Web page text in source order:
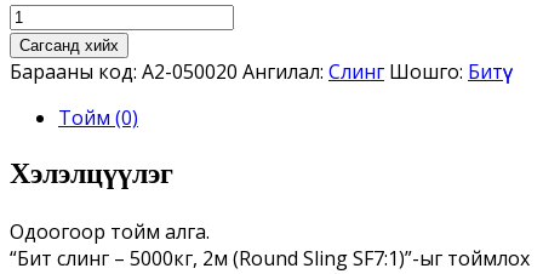
Битүү
слинг
-
Sling
Ширхэг
Сагсанд хийх
Барааны код: A2-050020 Ангилал: Слинг Шошго: Битүү
Тойм (0)
Хэлэлцүүлэг
Одоогоор тойм алга.
“Битүү слинг – 5000кг, 2м (Round Sling SF7:1)”-ыг тоймлох